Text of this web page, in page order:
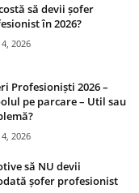
să devii șofer
în 2026?
2026
Profesioniști 2026 –
pe parcare – Util sau
2026
să NU devii
șofer profesionist